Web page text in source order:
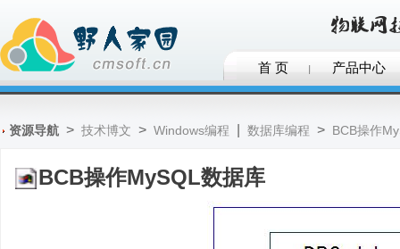
首 页 产品中心
资源导航 > 技术博文 > Windows编程 数据库编程 > BCB操作
BCB操作MySQL数据库